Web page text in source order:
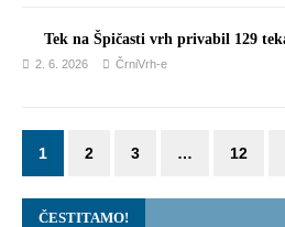
Tek na Špičasti vrh privabil 129
2. 6. 2026 ČrniVrh-e
1 2 3 … 12
ČESTITAMO!